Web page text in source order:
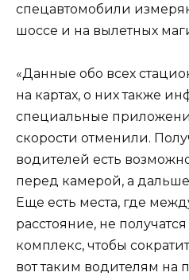
спецавтомобили
шоссе и на вылетных
«Данные обо всех
на картах, о них также
специальные
скорости отменили.
водителей есть
перед камерой, а дальше
Еще есть места, где
расстояние, не
комплекс, чтобы
вот таким водителям на